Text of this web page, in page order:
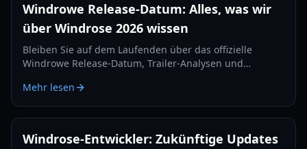
Windrowe Release-Datum: Alles, was wir
über Windrose 2026 wissen
Bleiben Sie auf dem Laufenden über das offizielle
Windrowe Release-Datum, Trailer-Analysen und
das auf dem IGN Fan Fest enthüllt wurde.
Mehr lesen
Windrose-Entwickler: Zukünftige Updates